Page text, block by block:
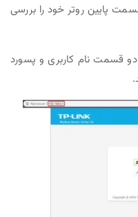
پایین روتر خود را بررسی
قسمت نام کاربری و پسورد